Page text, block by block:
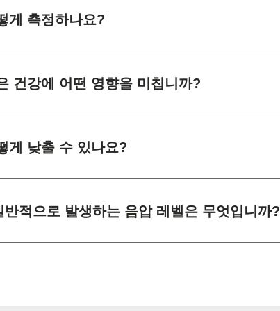
게 측정하나요?
건강에 어떤 영향을 미칩니까?
게 낮출 수 있나요?
반적으로 발생하는 음압 레벨은 무엇입니까?